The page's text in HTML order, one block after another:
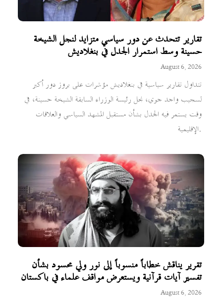
تقارير تتحدث عن دور سياسي متزايد لنجل الشيخة
حسينة وسط استمرار الجدل في بنغلاديش
August 6, 2026
تتداول تقارير سياسية في بنغلاديش مؤشرات على بروز دور أكبر
لسجيب واجد جوي، نجل رئيسة الوزراء السابقة الشيخة حسينة، في
وقت يستمر فيه الجدل بشأن مستقبل المشهد السياسي والعلاقات
الإقليمية.
تقرير يناقش خطاباً منسوباً إلى نور ولي محسود بشأن
تفسير آيات قرآنية ويستعرض مواقف علماء في باكستان
August 6, 2026